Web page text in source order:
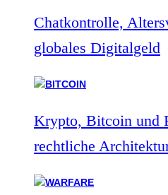
Chatkontrolle,
globales Digitalgeld
Krypto, Bitcoin und
rechtliche